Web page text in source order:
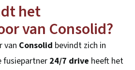
het
van Consolid?
van Consolid bevindt zich in
fusiepartner 24/7 drive heeft het